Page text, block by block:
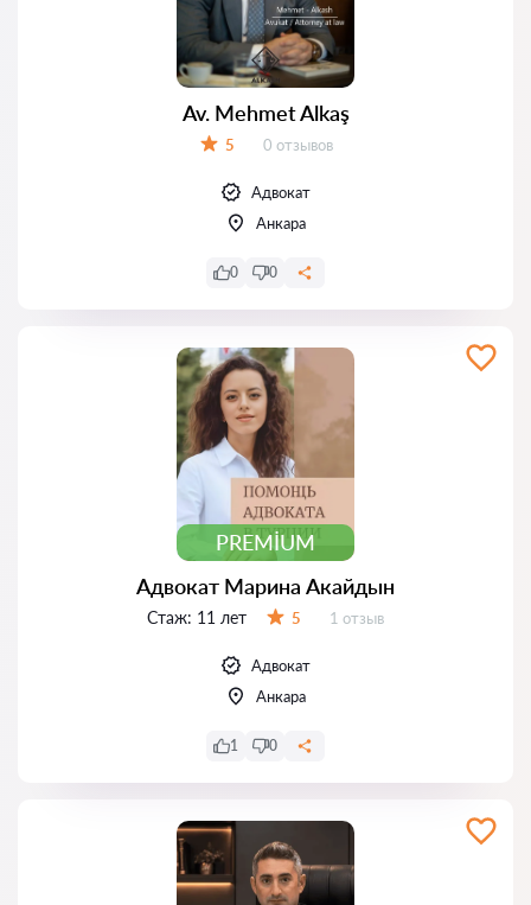
Av. Mehmet Alkaş
5 Отзывов:
0 отзывов
Адвокат
Анкара
0 0
PREMIUM
Адвокат Марина Акайдын
Стаж: 11 лет 5 Отзывов:
1 отзыв
Адвокат
Анкара
1 0